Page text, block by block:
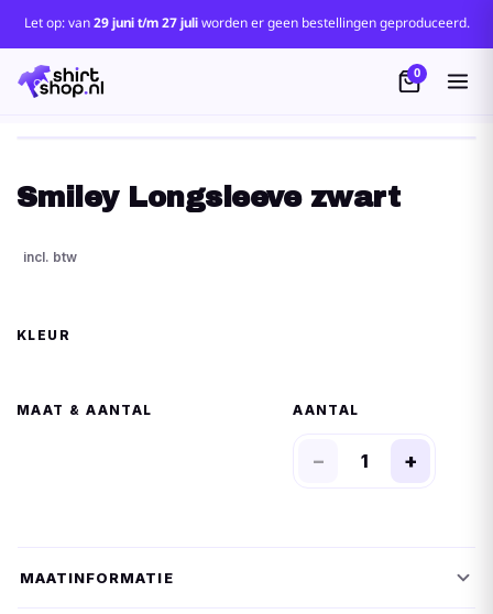
Let op: van29 juni t/m 27 juliworden er geen bestellingen geproduceerd.
0
Smiley Longsleeve zwart
MAAT
− +
MAATINFORMATIE